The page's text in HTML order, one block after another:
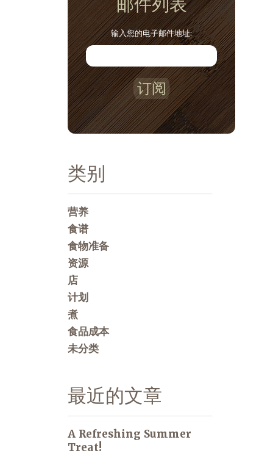
邮件列表
输入您的电子邮件地址:
订阅
类别
营养
食谱
食物准备
资源
店
计划
煮
食品成本
未分类
最近的文章
A Refreshing Summer
Treat!